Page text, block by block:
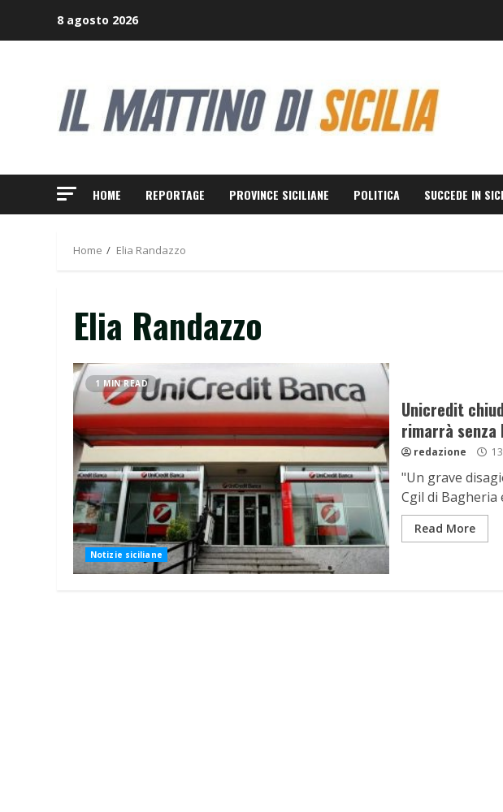
8 agosto 2026
HOME REPORTAGE PROVINCE SICILIANE POLITICA SUCCEDE IN
Home Elia Randazzo
Elia Randazzo
1 MIN READ
Notizie siciliane
Unicredit
rimarrà senza
redazione
"Un grave
Cgil di Bagheria
Read More